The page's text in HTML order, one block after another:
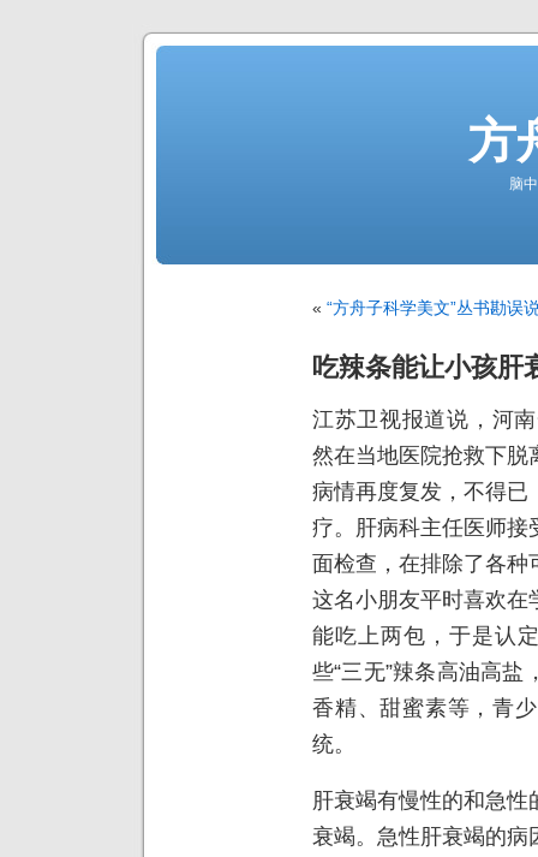
方
脑
« “方舟子科学美文”丛书勘误
吃辣条能让小孩肝
江苏卫视报道说，河
然在当地医院抢救下脱
病情再度复发，不得已
疗。肝病科主任医师接
面检查，在排除了各种
这名小朋友平时喜欢在
能吃上两包，于是认
些“三无”辣条高油高
香精、甜蜜素等，青
统。
肝衰竭有慢性的和急
衰竭。急性肝衰竭的